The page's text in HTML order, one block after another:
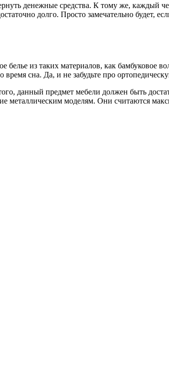
денежные средства. К тому же, каждый
долго. Просто замечательно будет,
из таких материалов, как бамбуковое
сна. Да, и не забудьте про
данный предмет мебели должен быть
металлическим моделям. Они считаются